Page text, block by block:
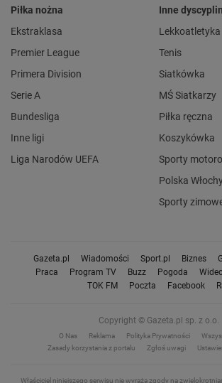
Piłka nożna
Ekstraklasa
Premier League
Primera Division
Serie A
Bundesliga
Inne ligi
Liga Narodów UEFA
Inne
Lekkoatletyka
Tenis
Siatkówka
MŚ Siatkarzy
Piłka ręczna
Koszykówka
Sporty
Polska
Sporty
Gazeta.pl Wiadomości Sport.pl Biznes
Praca
Program TV Buzz Pogoda
TOK FM
Poczta Facebook
Copyright © Gazeta.pl sp. z o.o.
O Nas Reklama Polityka Prywatności
Zasady korzystania z portalu
Zgłoś uwagi
Właściciel niniejszego serwisu nie wyraża zgody na